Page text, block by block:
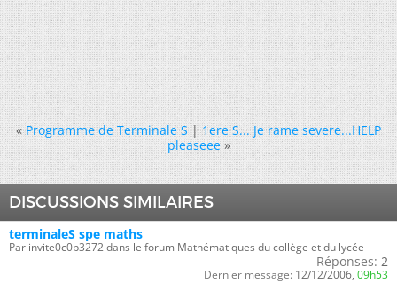
« Programme de Terminale S|1ere S... Je rame severe...HELP
pleaseee »
DISCUSSIONS SIMILAIRES
terminaleS spe maths
Par invite0c0b3272 dans le forum Mathématiques du collège et du lycée
Réponses: 2
Dernier message: 12/12/2006, 09h53